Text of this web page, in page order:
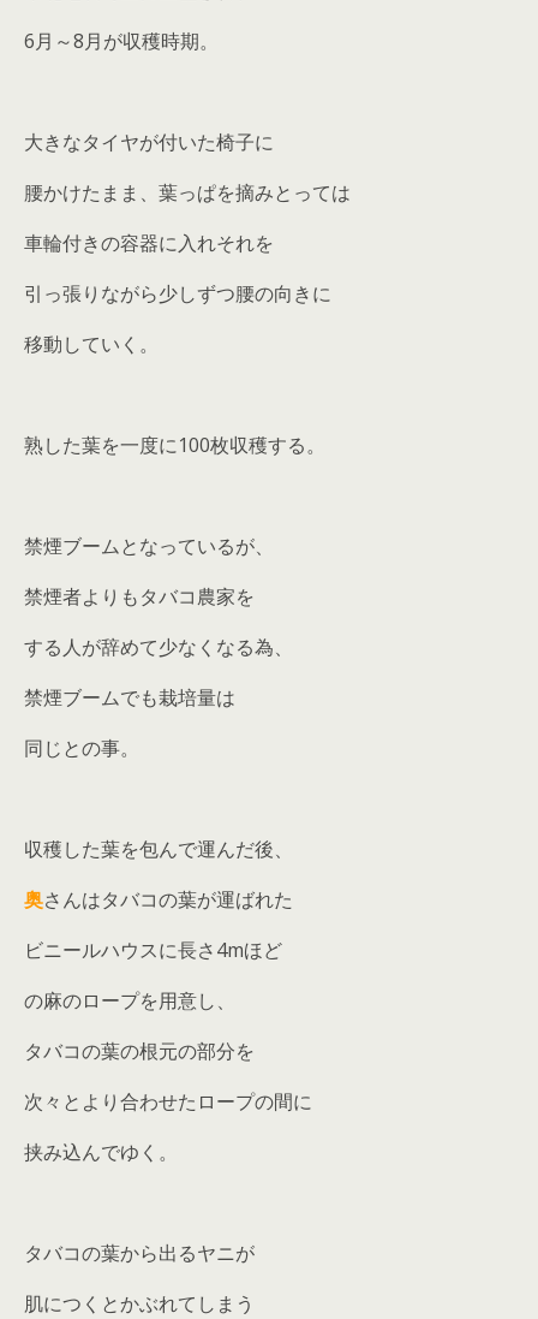
6月～8月が収穫時期。
大きなタイヤが付いた椅子に
腰かけたまま、葉っぱを摘みとっては
車輪付きの容器に入れそれを
引っ張りながら少しずつ腰の向きに
移動していく。
熟した葉を一度に100枚収穫する。
禁煙ブームとなっているが、
禁煙者よりもタバコ農家を
する人が辞めて少なくなる為、
禁煙ブームでも栽培量は
同じとの事。
収穫した葉を包んで運んだ後、
奥さんはタバコの葉が運ばれた
ビニールハウスに長さ4mほど
の麻のロープを用意し、
タバコの葉の根元の部分を
次々とより合わせたロープの間に
挟み込んでゆく。
タバコの葉から出るヤニが
肌につくとかぶれてしまう